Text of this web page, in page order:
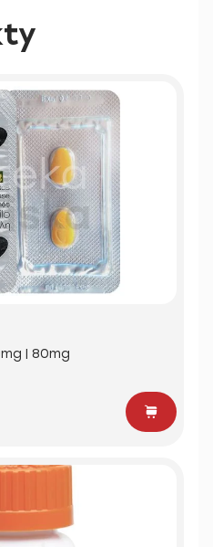
| 80mg